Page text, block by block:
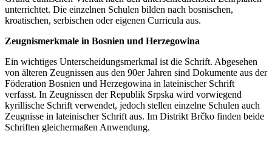
unterrichtet. Die einzelnen Schulen bilden nach bosnischen,
kroatischen, serbischen oder eigenen Curricula aus.
Zeugnismerkmale in Bosnien und Herzegowina
Ein wichtiges Unterscheidungsmerkmal ist die Schrift. Abgesehen
von älteren Zeugnissen aus den 90er Jahren sind Dokumente aus der
Föderation Bosnien und Herzegowina in lateinischer Schrift
verfasst. In Zeugnissen der Republik Srpska wird vorwiegend
kyrillische Schrift verwendet, jedoch stellen einzelne Schulen auch
Zeugnisse in lateinischer Schrift aus. Im Distrikt Brčko finden beide
Schriften gleichermaßen Anwendung.